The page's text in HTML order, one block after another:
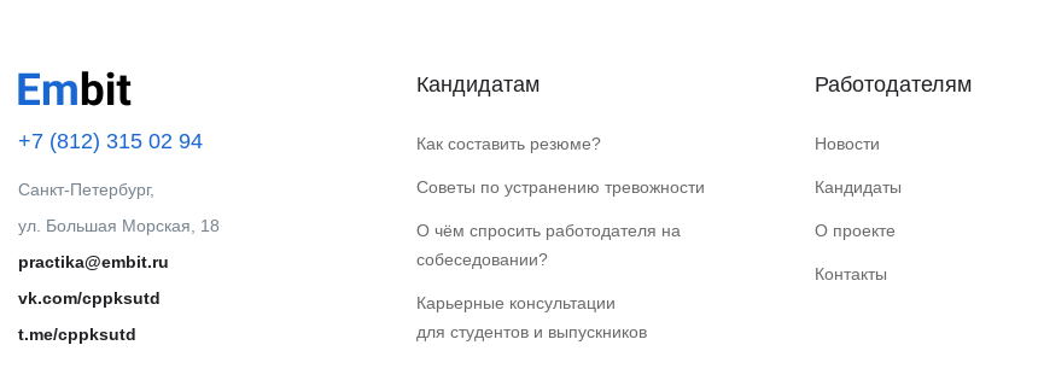
+7 (812) 315 02 94
Санкт-Петербург,
ул. Большая Морская, 18
practika@embit.ru
vk.com/cppksutd
t.me/cppksutd
Кандидатам
Как составить резюме?
Советы по устранению тревожности
О чём спросить работодателя на
собеседовании?
Карьерные консультации
для студентов и выпускников
Работодателям
Новости
Кандидаты
О проекте
Контакты